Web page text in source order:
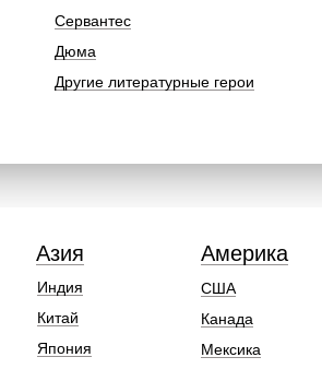
Сервантес
Дюма
Другие литературные герои
США
Канада
Мексика
Америка
Индия
Китай
Япония
Азия